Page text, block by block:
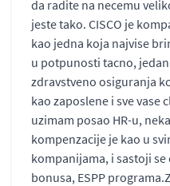
da radite na necemu
jeste tako. CISCO je
kao jedna koja najvise
u potpunosti tacno,
zdravstveno osiguranja
kao zaposlene i sve vase
uzimam posao HR-u,
kompenzacije je kao u
kompanijama, i sastoji
bonusa, ESPP